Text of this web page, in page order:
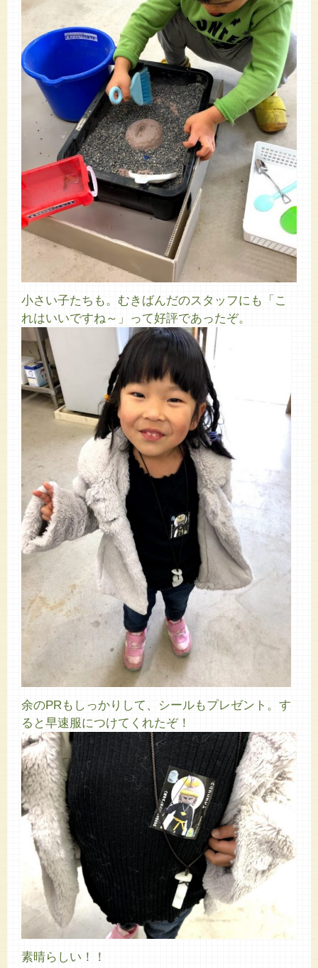
小さい子たちも。むきばんだのスタッフにも「こ
れはいいですね～」って好評であったぞ。
余のPRもしっかりして、シールもプレゼント。す
ると早速服につけてくれたぞ！
素晴らしい！！